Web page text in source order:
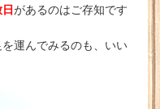
があるのはご存知です
運んでみるのも、いい